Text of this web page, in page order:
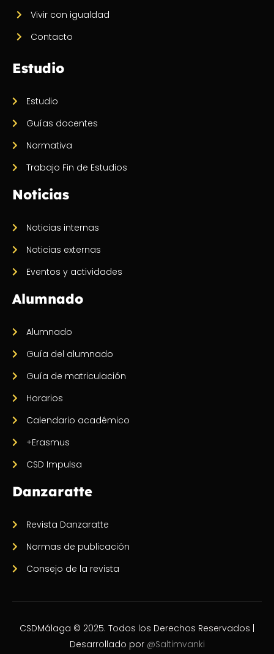
Vivir con igualdad
Contacto
Estudio
Estudio
Guías docentes
Normativa
Trabajo Fin de Estudios
Noticias
Noticias internas
Noticias externas
Eventos y actividades
Alumnado
Alumnado
Guía del alumnado
Guía de matriculación
Horarios
Calendario académico
+Erasmus
CSD Impulsa
Danzaratte
Revista Danzaratte
Normas de publicación
Consejo de la revista
CSDMálaga © 2025. Todos los Derechos Reservados |
Desarrollado por @Saltimvanki